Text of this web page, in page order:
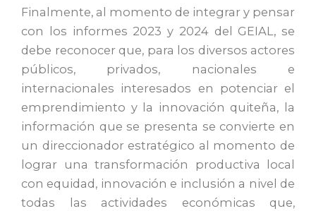
Finalmente, al momento de integrar y pensar
con los informes 2023 y 2024 del GEIAL, se
debe reconocer que, para los diversos actores
públicos, privados, nacionales e
internacionales interesados en potenciar el
emprendimiento y la innovación quiteña, la
información que se presenta se convierte en
un direccionador estratégico al momento de
lograr una transformación productiva local
con equidad, innovación e inclusión a nivel de
todas las actividades económicas que,